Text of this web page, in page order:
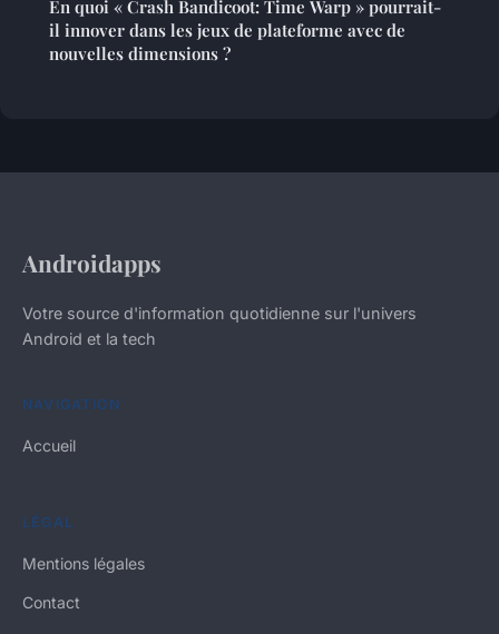
En quoi « Crash Bandicoot: Time Warp » pourrait-
il innover dans les jeux de plateforme avec de
nouvelles dimensions ?
Androidapps
Votre source d'information quotidienne sur l'univers
Android et la tech
NAVIGATION
Accueil
LÉGAL
Mentions légales
Contact